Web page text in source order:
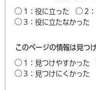
1：役に立った
2
3：役に立たなかった
このページの情報は見つ
1：見つけやすかった
3：見つけにくかった